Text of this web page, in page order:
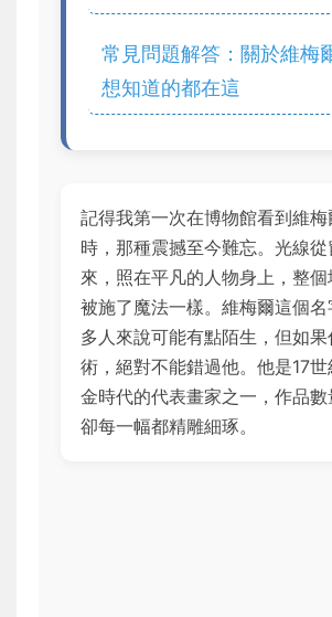
常見問題解答：關於維梅
想知道的都在這
記得我第一次在博物館看到維
時，那種震撼至今難忘。光線
來，照在平凡的人物身上，整
被施了魔法一樣。維梅爾這個
多人來說可能有點陌生，但如
術，絕對不能錯過他。他是17
金時代的代表畫家之一，作品數
卻每一幅都精雕細琢。